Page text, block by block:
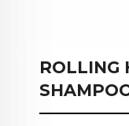
ROLLING